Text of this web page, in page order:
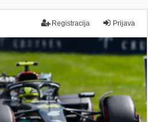
Prijava
Registracija